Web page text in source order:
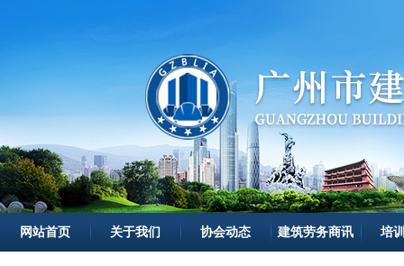
网站首页 关于我们 协会动态 建筑劳务商讯 培